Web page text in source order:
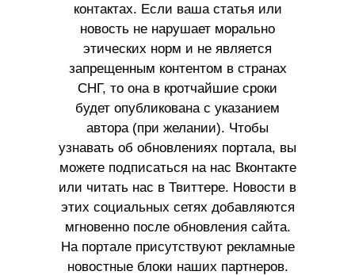
контактах. Если ваша статья или
новость не нарушает морально
этических норм и не является
запрещенным контентом в странах
СНГ, то она в кротчайшие сроки
будет опубликована с указанием
автора (при желании). Чтобы
узнавать об обновлениях портала, вы
можете подписаться на нас Вконтакте
или читать нас в Твиттере. Новости в
этих социальных сетях добавляются
мгновенно после обновления сайта.
На портале присутствуют рекламные
новостные блоки наших партнеров.